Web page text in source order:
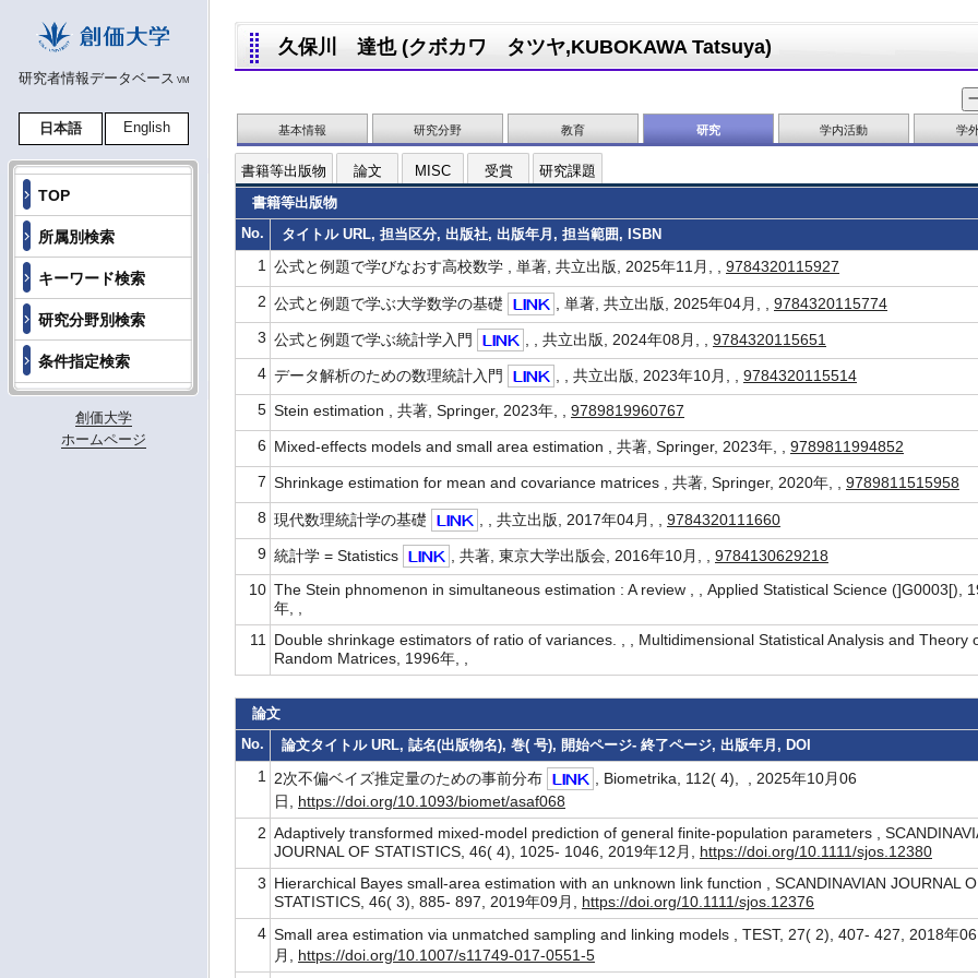
研究者情報データベース VM
日本語 English
TOP
所属別検索
キーワード検索
研究分野別検索
条件指定検索
創価大学
ホームページ
久保川 達也 (クボカワ タツヤ,KUBOKAWA Tatsuya)
基本情報 研究分野 教育 研究 学内活動 学
書籍等出版物 論文 MISC 受賞
研究課題
書籍等出版物
No.
タイトル URL, 担当区分, 出版社, 出版年月, 担当範囲, ISBN
1 公式と例題で学びなおす高校数学 , 単著, 共立出版, 2025年11月, , 9784320115927
2 公式と例題で学ぶ大学数学の基礎 , 単著, 共立出版, 2025年04月, , 9784320115774
3 公式と例題で学ぶ統計学入門 , , 共立出版, 2024年08月, , 9784320115651
4 データ解析のための数理統計入門 , , 共立出版, 2023年10月, , 9784320115514
5 Stein estimation , 共著, Springer, 2023年, , 9789819960767
6 Mixed-effects models and small area estimation , 共著, Springer, 2023年, , 9789811994852
7 Shrinkage estimation for mean and covariance matrices , 共著, Springer, 2020年, , 9789811515958
8 現代数理統計学の基礎 , , 共立出版, 2017年04月, , 9784320111660
9 統計学 = Statistics , 共著, 東京大学出版会, 2016年10月, , 9784130629218
10 The Stein phnomenon in simultaneous estimation : A review , , Applied Statistical Science (]G0003[),
年, ,
11
Double shrinkage estimators of ratio of variances. , , Multidimensional Statistical Analysis and Theory
Random Matrices, 1996年, ,
論文
No.
論文タイトル URL, 誌名(出版物名), 巻( 号), 開始ページ- 終了ページ, 出版年月, DOI
1 2次不偏ベイズ推定量のための事前分布
, Biometrika, 112( 4), , 2025年10月06
日, https://doi.org/10.1093/biomet/asaf068
2 Adaptively transformed mixed-model prediction of general finite-population parameters ,
JOURNAL OF STATISTICS, 46( 4), 1025- 1046, 2019年12月, https://doi.org/10.1111/sjos.12380
3 Hierarchical Bayes small-area estimation with an unknown link function , SCANDINAVIAN JOURNAL
STATISTICS, 46( 3), 885- 897, 2019年09月, https://doi.org/10.1111/sjos.12376
4 Small area estimation via unmatched sampling and linking models , TEST, 27( 2), 407- 427, 2018年06
月, https://doi.org/10.1007/s11749-017-0551-5